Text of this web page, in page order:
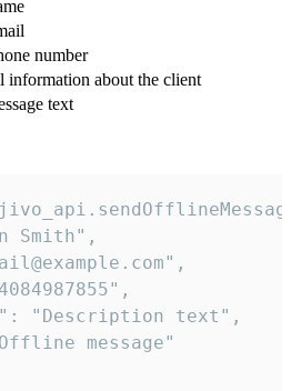
number
information about the client
text
Smith",
"Description text",
message"